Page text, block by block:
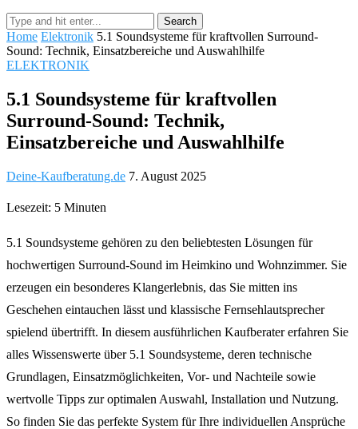
Home Elektronik 5.1 Soundsysteme für kraftvollen Surround-
Sound: Technik, Einsatzbereiche und Auswahlhilfe
ELEKTRONIK
5.1 Soundsysteme für kraftvollen
Surround-Sound: Technik,
Einsatzbereiche und Auswahlhilfe
Deine-Kaufberatung.de 7. August 2025
Lesezeit: 5 Minuten
5.1 Soundsysteme gehören zu den beliebtesten Lösungen für
hochwertigen Surround-Sound im Heimkino und Wohnzimmer. Sie
erzeugen ein besonderes Klangerlebnis, das Sie mitten ins
Geschehen eintauchen lässt und klassische Fernsehlautsprecher
spielend übertrifft. In diesem ausführlichen Kaufberater erfahren Sie
alles Wissenswerte über 5.1 Soundsysteme, deren technische
Grundlagen, Einsatzmöglichkeiten, Vor- und Nachteile sowie
wertvolle Tipps zur optimalen Auswahl, Installation und Nutzung.
So finden Sie das perfekte System für Ihre individuellen Ansprüche